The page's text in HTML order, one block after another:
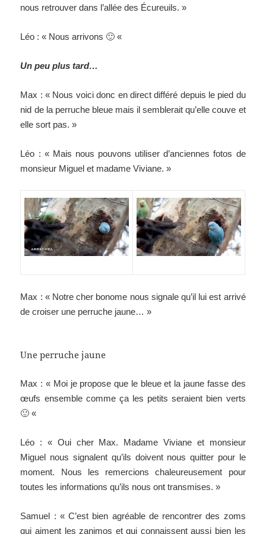
nous retrouver dans l’allée des Écureuils. »
Léo : « Nous arrivons 🙂 «
Un peu plus tard…
Max : « Nous voici donc en direct différé depuis le pied du
nid de la perruche bleue mais il semblerait qu’elle couve et
elle sort pas. »
Léo : « Mais nous pouvons utiliser d’anciennes fotos de
monsieur Miguel et madame Viviane. »
Max : « Notre cher bonome nous signale qu’il lui est arrivé
de croiser une perruche jaune… »
Une perruche jaune
Max : « Moi je propose que le bleue et la jaune fasse des
œufs ensemble comme ça les petits seraient bien verts
🙂 «
Léo : « Oui cher Max. Madame Viviane et monsieur
Miguel nous signalent qu’ils doivent nous quitter pour le
moment. Nous les remercions chaleureusement pour
toutes les informations qu’ils nous ont transmises. »
Samuel : « C’est bien agréable de rencontrer des zoms
qui aiment les zanimos et qui connaissent aussi bien les